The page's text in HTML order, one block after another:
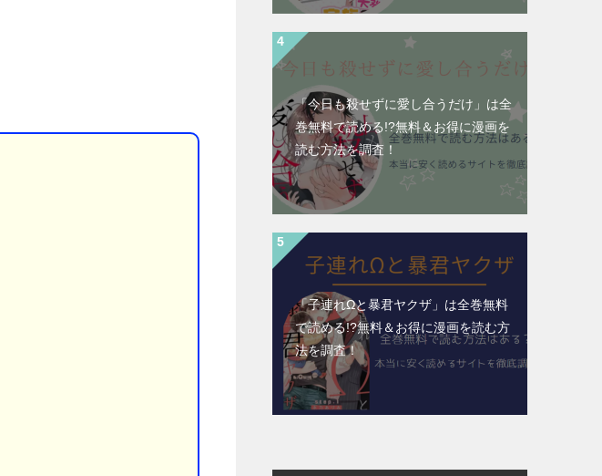
「今日も殺せずに愛し合うだけ」は全
巻無料で読める!?無料＆お得に漫画を
読む⽅法を調査！
「子連れΩと暴君ヤクザ」は全巻無料
で読める!?無料＆お得に漫画を読む⽅
法を調査！